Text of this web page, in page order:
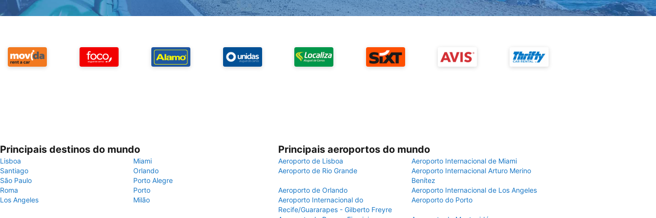
Principais destinos do mundo
Lisboa
Miami
Santiago
Orlando
São Paulo
Porto Alegre
Roma
Porto
Los Angeles
Milão
Principais aeroportos do mundo
Aeroporto de Lisboa
Aeroporto Internacional de Miami
Aeroporto de Rio Grande
Aeroporto Internacional Arturo Merino
Benítez
Aeroporto de Orlando
Aeroporto Internacional de Los Angeles
Aeroporto Internacional do
Recife/Guararapes - Gilberto Freyre
Aeroporto do Porto